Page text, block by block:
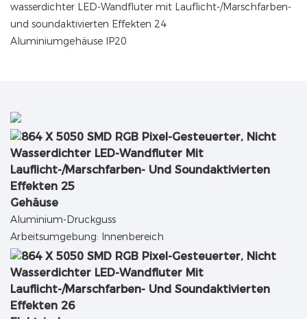
Aluminiumgehäuse IP20
Gehäuse
Aluminium-Druckguss
Arbeitsumgebung: Innenbereich